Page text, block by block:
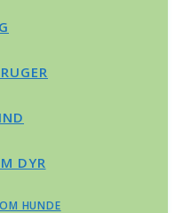
DYR
HUNDE